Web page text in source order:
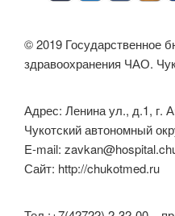
© 2019 Государственное
здравоохранения ЧАО.
Адрес: Ленина ул., д.1, г.
Чукотский автономный
E-mail:
Сайт: http://chukotmed.ru